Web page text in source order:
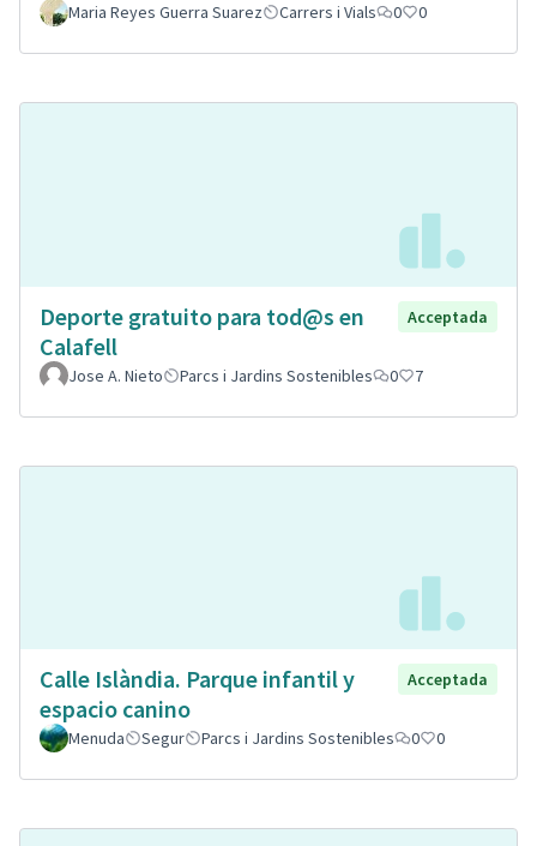
Maria Reyes Guerra Suarez Carrers i Vials 0 0
Deporte gratuito para tod@s en
Calafell
Acceptada
Jose A. Nieto Parcs i Jardins Sostenibles 0 7
Calle Islàndia. Parque infantil y
espacio canino
Acceptada
Menuda Segur Parcs i Jardins Sostenibles 0 0